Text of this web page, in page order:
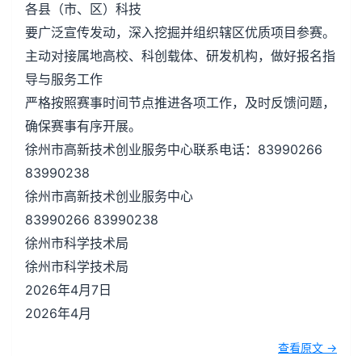
各县（市、区）科技
要广泛宣传发动，深入挖掘并组织辖区优质项目参赛。
主动对接属地高校、科创载体、研发机构，做好报名指
导与服务工作
严格按照赛事时间节点推进各项工作，及时反馈问题，
确保赛事有序开展。
徐州市高新技术创业服务中心联系电话：83990266
83990238
徐州市高新技术创业服务中心
83990266 83990238
徐州市科学技术局
徐州市科学技术局
2026年4月7日
2026年4月
查看原文 →